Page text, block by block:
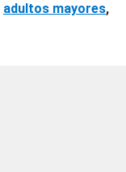
adultos mayores,